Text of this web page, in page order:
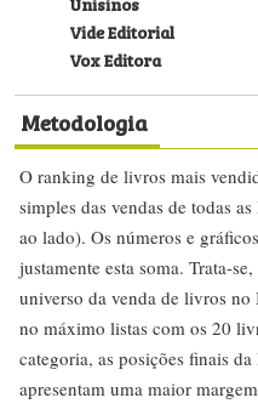
Vide Editorial
Vox Editora
Metodologia
O ranking de livros mais
simples das vendas de todas
ao lado). Os números e
justamente esta soma. Trata-
universo da venda de livros
no máximo listas com os 20
categoria, as posições finais
apresentam uma maior